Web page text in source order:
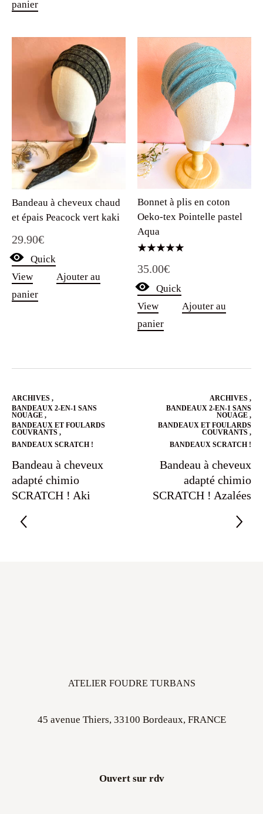
panier
Bandeau à cheveux chaud
et épais Peacock vert kaki
29.90€
Quick
View
Ajouter au
panier
Bonnet à plis en coton
Oeko-tex Pointelle pastel
Aqua
5.00
sur 5
35.00€
Quick
View
Ajouter au
panier
ARCHIVES ,
BANDEAUX 2-EN-1 SANS
NOUAGE ,
BANDEAUX ET FOULARDS
COUVRANTS ,
BANDEAUX SCRATCH !
Bandeau à cheveux
adapté chimio
SCRATCH ! Aki
ARCHIVES ,
BANDEAUX 2-EN-1 SANS
NOUAGE ,
BANDEAUX ET FOULARDS
COUVRANTS ,
BANDEAUX SCRATCH !
Bandeau à cheveux
adapté chimio
SCRATCH ! Azalées
ATELIER FOUDRE TURBANS
45 avenue Thiers, 33100 Bordeaux, FRANCE
Ouvert sur rdv